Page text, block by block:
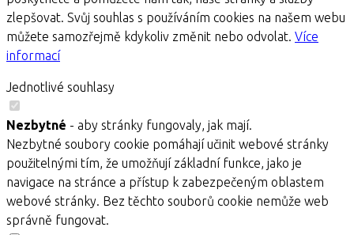
zlepšovat. Svůj souhlas s používáním cookies na našem webu
můžete samozřejmě kdykoliv změnit nebo odvolat. Více
informací
Jednotlivé souhlasy
Nezbytné - aby stránky fungovaly, jak mají.
Nezbytné soubory cookie pomáhají učinit webové stránky
použitelnými tím, že umožňují základní funkce, jako je
navigace na stránce a přístup k zabezpečeným oblastem
webové stránky. Bez těchto souborů cookie nemůže web
správně fungovat.